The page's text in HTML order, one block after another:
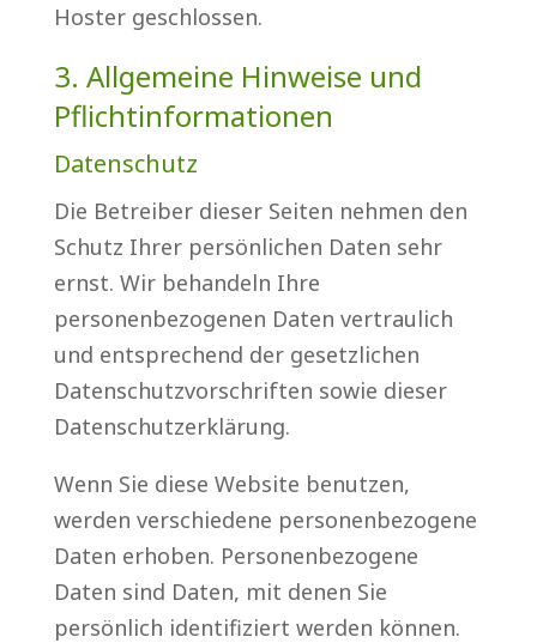
Hoster geschlossen.
3. Allgemeine Hinweise und
Pflicht­informationen
Datenschutz
Die Betreiber dieser Seiten nehmen den
Schutz Ihrer persönlichen Daten sehr
ernst. Wir behandeln Ihre
personenbezogenen Daten vertraulich
und entsprechend der gesetzlichen
Datenschutzvorschriften sowie dieser
Datenschutzerklärung.
Wenn Sie diese Website benutzen,
werden verschiedene personenbezogene
Daten erhoben. Personenbezogene
Daten sind Daten, mit denen Sie
persönlich identifiziert werden können.